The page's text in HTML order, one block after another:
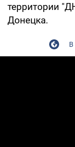
территории
Донецка.